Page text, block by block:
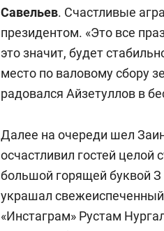
Савельев. Счастливые
президентом. «Это все
это значит, будет
место по валовому сбору
радовался Айзетуллов в
Далее на очереди шел
осчастливил гостей
большой горящей буквой
украшал
«Инстаграм» Рустам